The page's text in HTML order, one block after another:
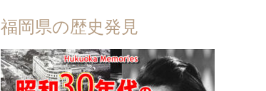
福岡県の歴史発見